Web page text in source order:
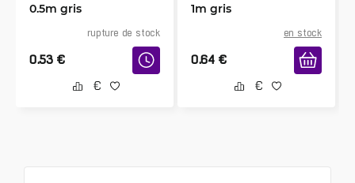
0.5m gris
rupture de stock
0.53 €
1m gris
en stock
0.64 €